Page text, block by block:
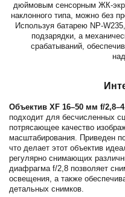
дюймовым сенсорным ЖК-
наклонного типа, можно без
Используя батарею NP-
подзарядки, а
срабатываний,
Объектив XF 16–50 мм f/
подходит для бесчисленных
потрясающее качество
масштабирования. Приведен
что делает этот объектив
регулярно снимающих
диафрагма f/2,8 позволяет
освещения, а также
детальных снимков.